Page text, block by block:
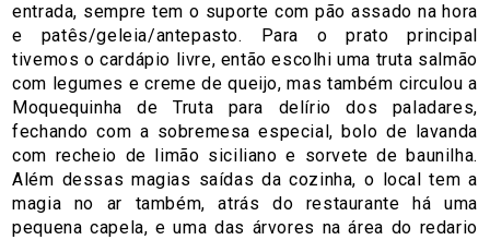
entrada, sempre tem o suporte com pão assado na hora
e patês/geleia/antepasto. Para o prato principal
tivemos o cardápio livre, então escolhi uma truta salmão
com legumes e creme de queijo, mas também circulou a
Moquequinha de Truta para delírio dos paladares,
fechando com a sobremesa especial, bolo de lavanda
com recheio de limão siciliano e sorvete de baunilha.
Além dessas magias saídas da cozinha, o local tem a
magia no ar também, atrás do restaurante há uma
pequena capela, e uma das árvores na área do redario